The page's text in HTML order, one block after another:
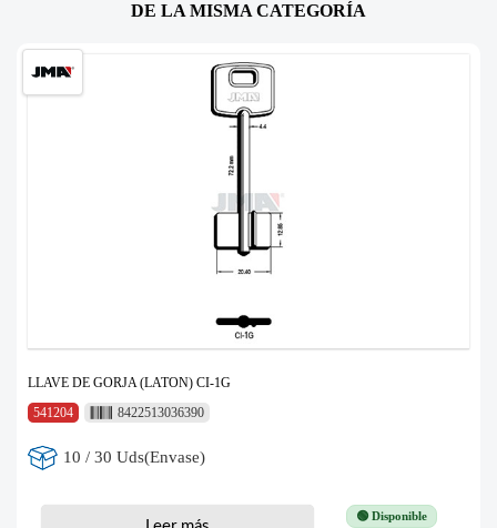
DE LA MISMA CATEGORÍA
LLAVE DE GORJA (LATON) CI-1G
541204
8422513036390
10 / 30 Uds(Envase)
🟢 Disponible